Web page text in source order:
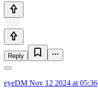
Reply
eyeDM Nov 12 2024 at 05:36